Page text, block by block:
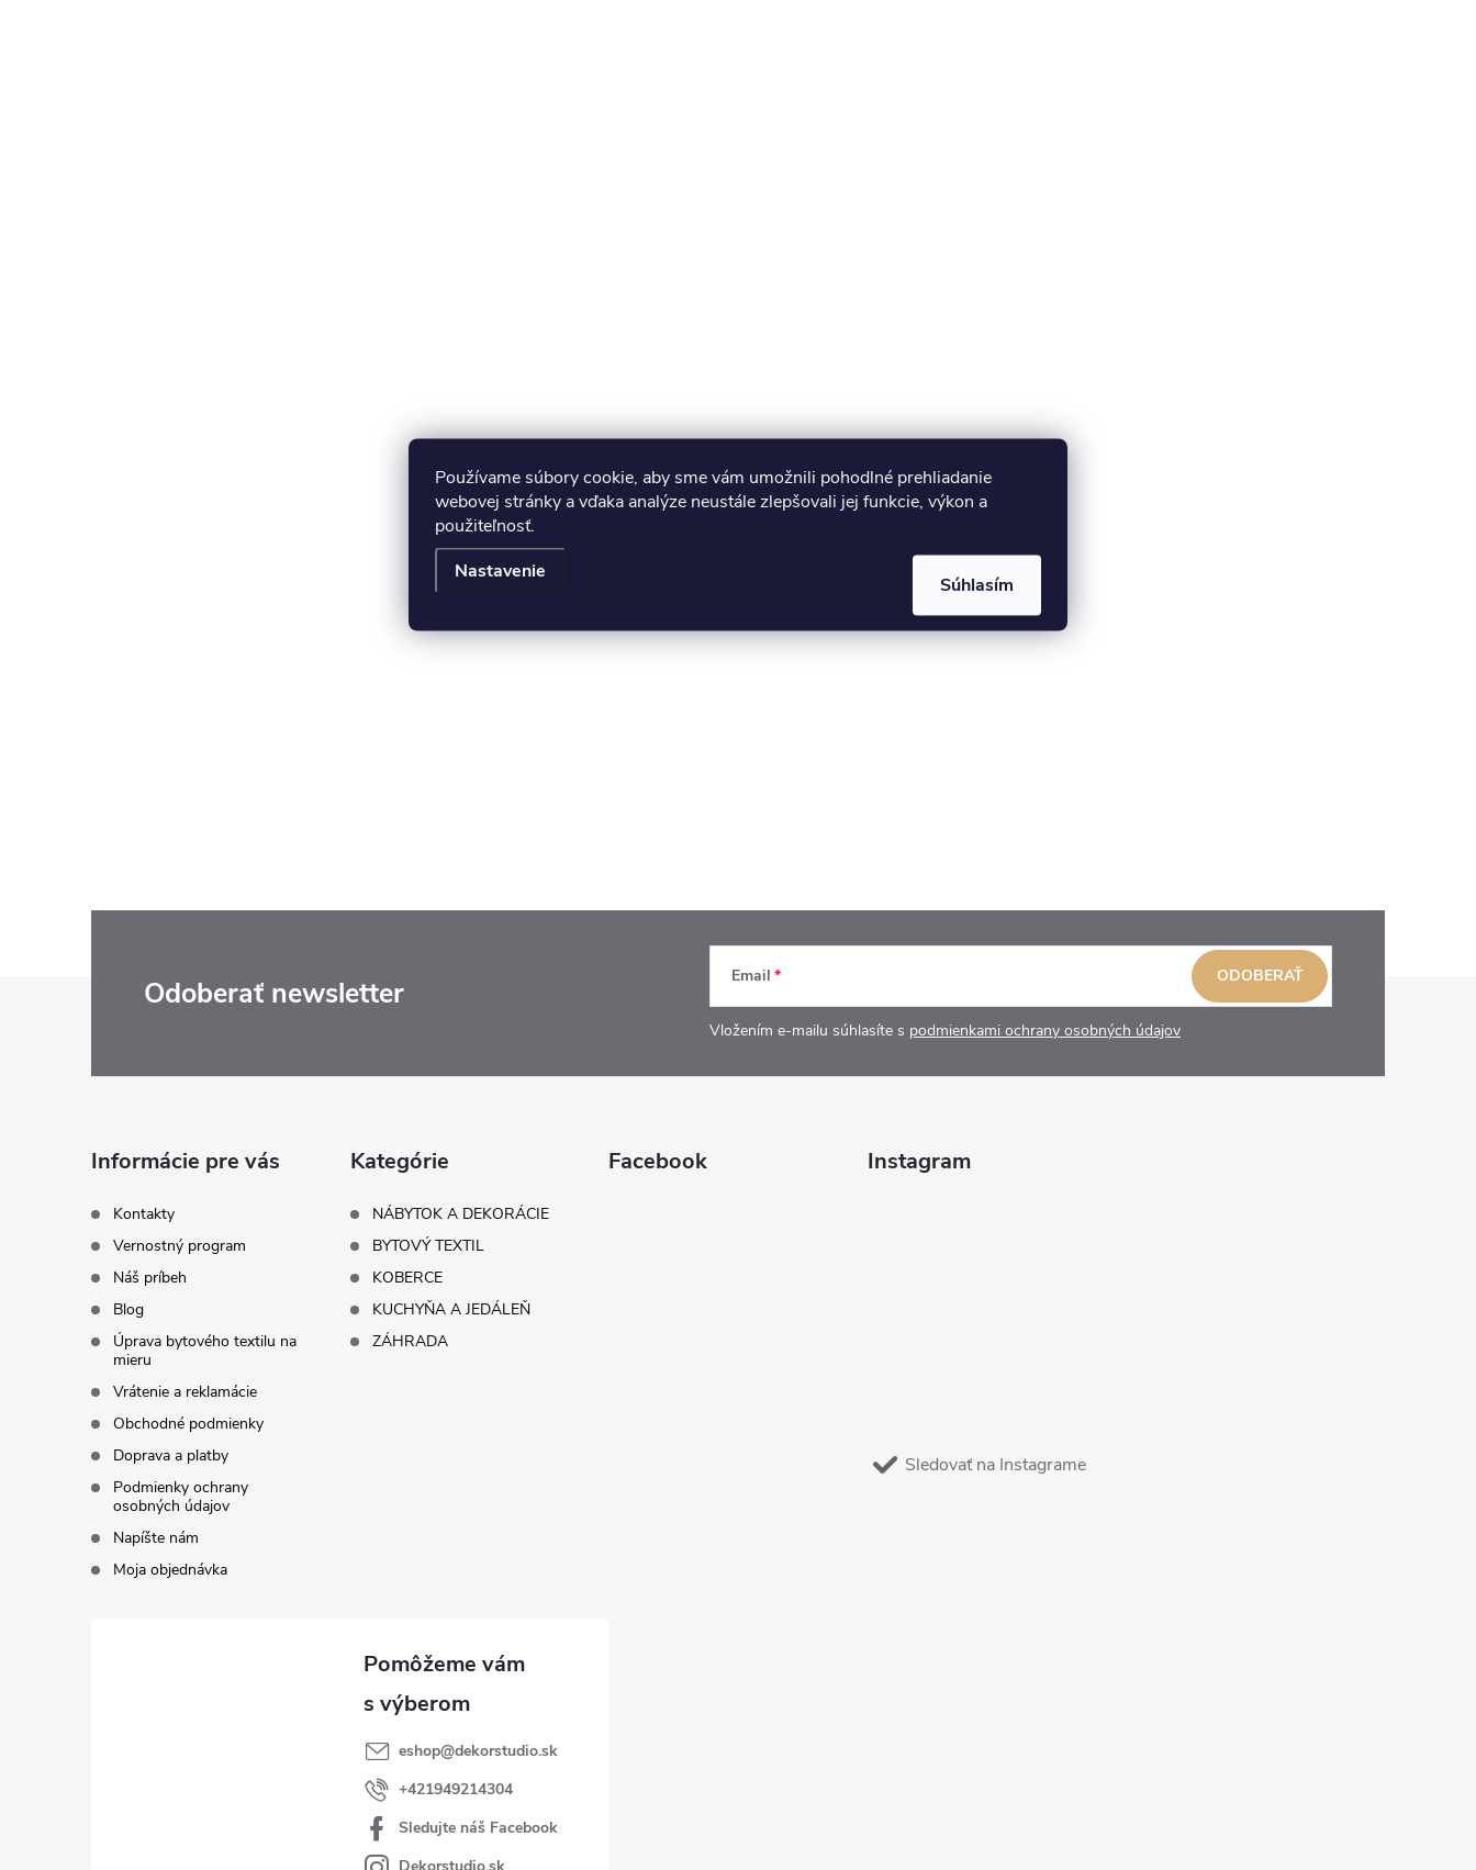
Používame súbory cookie, aby sme vám umožnili pohodlné prehliadanie
webovej stránky a vďaka analýze neustále zlepšovali jej funkcie, výkon a
použiteľnosť.
Nastavenie
Súhlasím
Odoberať newsletter Email
Vložením e-mailu súhlasíte s podmienkami ochrany osobných údajov
ODOBERAŤ
Informácie pre vás
Kontakty
Vernostný program
Náš príbeh
Blog
Úprava bytového textilu na
mieru
Vrátenie a reklamácie
Obchodné podmienky
Doprava a platby
Podmienky ochrany
osobných údajov
Napíšte nám
Moja objednávka
Kategórie
NÁBYTOK A DEKORÁCIE
BYTOVÝ TEXTIL
KOBERCE
KUCHYŇA A JEDÁLEŇ
ZÁHRADA
Facebook Instagram
Sledovať na Instagrame
eshop@dekorstudio.sk
+421949214304
Sledujte náš Facebook